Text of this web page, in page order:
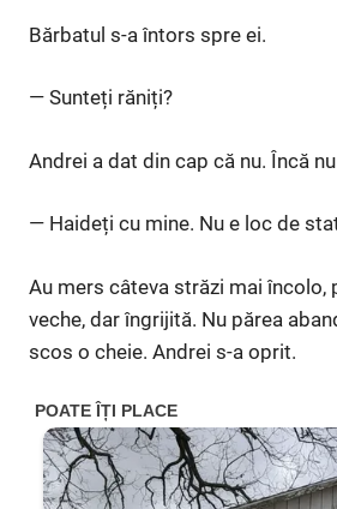
Bărbatul s-a întors spre ei.
— Sunteți răniți?
Andrei a dat din cap că nu. Încă
— Haideți cu mine. Nu e loc de
Au mers câteva străzi mai încolo,
veche, dar îngrijită. Nu părea
scos o cheie. Andrei s-a oprit.